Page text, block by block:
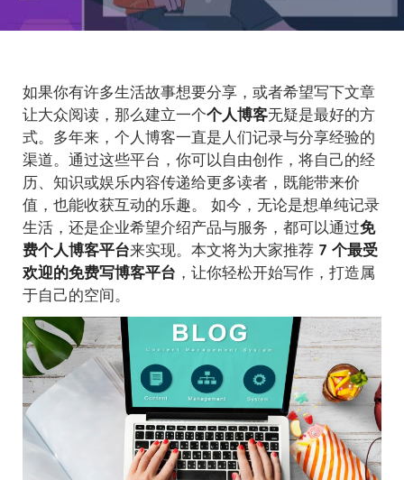
如果你有许多生活故事想要分享，或者希望写下文章
让大众阅读，那么建立一个个人博客无疑是最好的方
式。多年来，个人博客一直是人们记录与分享经验的
渠道。通过这些平台，你可以自由创作，将自己的经
历、知识或娱乐内容传递给更多读者，既能带来价
值，也能收获互动的乐趣。 如今，无论是想单纯记录
生活，还是企业希望介绍产品与服务，都可以通过免
费个人博客平台来实现。本文将为大家推荐 7 个最受
欢迎的免费写博客平台 ，让你轻松开始写作，打造属
于自己的空间。